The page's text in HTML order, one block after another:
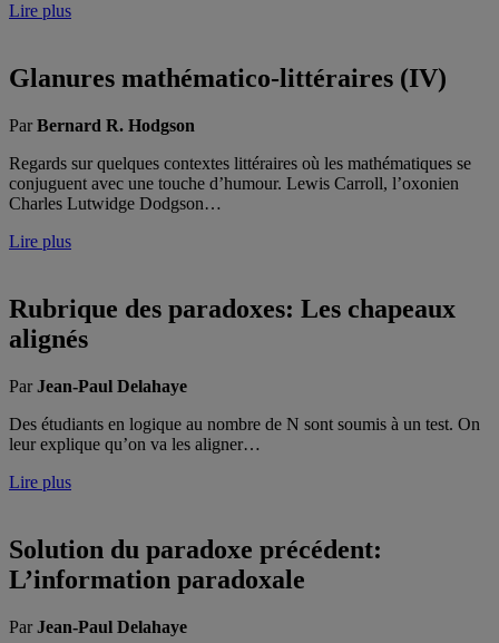
Lire plus
Glanures mathématico-littéraires (IV)
ParBernard R. Hodgson
Regards sur quelques contextes littéraires où les mathématiques se
conjuguent avec une touche d’humour. Lewis Carroll, l’oxonien
Charles Lutwidge Dodgson…
Lire plus
Rubrique des paradoxes: Les chapeaux
alignés
ParJean-Paul Delahaye
Des étudiants en logique au nombre de N sont soumis à un test. On
leur explique qu’on va les aligner…
Lire plus
Solution du paradoxe précédent:
L’information paradoxale
ParJean-Paul Delahaye